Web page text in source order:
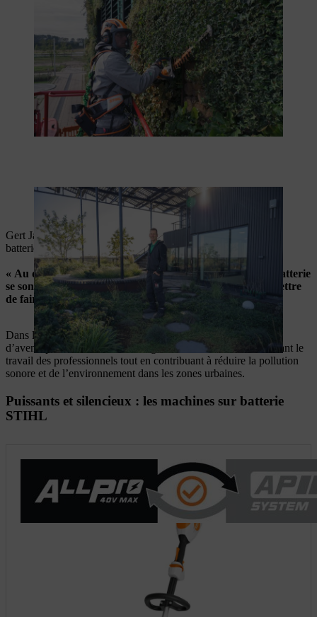
Gert Jansen est responsable de l’entretien de la végétation des
bâtiments
Gert Jansen est enthousiasmé par les performances du parc de
batteries STIHL:
« Au début, nous avions des doutes, mais les appareils à batterie
se sont avérés suffisamment performants pour nous permettre
de faire notre travail toute la journée. »
Dans l’ensemble, les appareils à batterie offrent une solution
d’avenir pour l’entretien de la végétation des bâtiments, facilitant le
travail des professionnels tout en contribuant à réduire la pollution
sonore et de l’environnement dans les zones urbaines.
Puissants et silencieux : les machines sur batterie
STIHL